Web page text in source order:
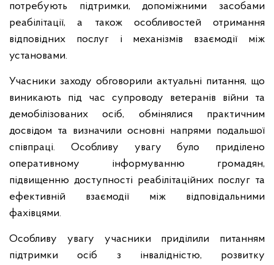
потребують підтримки, допоміжними засобами
реабілітації, а також особливостей отримання
відповідних послуг і механізмів взаємодії між
установами.
Учасники заходу обговорили актуальні питання, що
виникають під час супроводу ветеранів війни та
демобілізованих осіб, обмінялися практичним
досвідом та визначили основні напрями подальшої
співпраці. Особливу увагу було приділено
оперативному інформуванню громадян,
підвищенню доступності реабілітаційних послуг та
ефективній взаємодії між відповідальними
фахівцями.
Особливу увагу учасники приділили питанням
підтримки осіб з інвалідністю, розвитку